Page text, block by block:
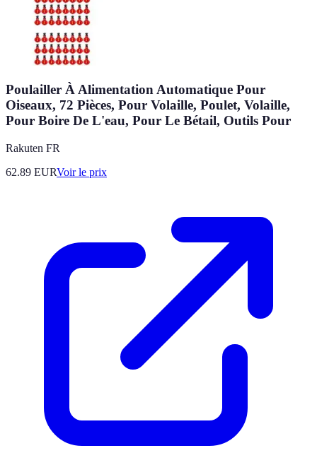
Poulailler À Alimentation Automatique Pour
Oiseaux, 72 Pièces, Pour Volaille, Poulet, Volaille,
Pour Boire De L'eau, Pour Le Bétail, Outils Pour
Rakuten FR
62.89 EURVoir le prix